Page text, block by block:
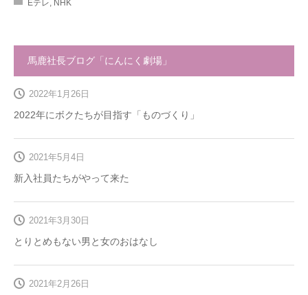
Eテレ, NHK
馬鹿社長ブログ「にんにく劇場」
2022年にボクたちが目指す「ものづくり」
2022年1月26日
新入社員たちがやって来た
2021年5月4日
とりとめもない男と女のおはなし
2021年3月30日
2021年2月26日